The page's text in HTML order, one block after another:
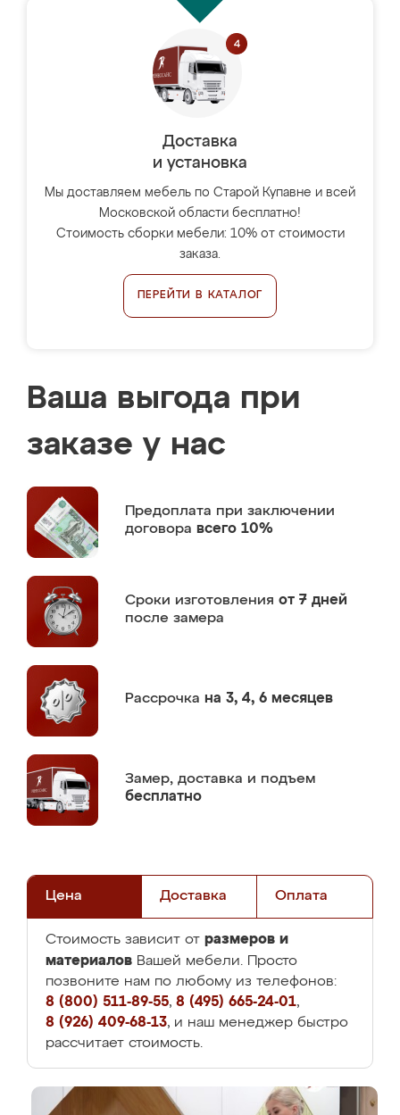
Доставка
и установка
Мы доставляем мебель по Старой Купавне и всей
Московской области бесплатно!
Стоимость сборки мебели: 10% от стоимости
заказа.
ПЕРЕЙТИ В КАТАЛОГ
Ваша выгода при
заказе у нас
Предоплата при заключении
договора всего 10%
Сроки изготовления от 7 дней
после замера
Рассрочка на 3, 4, 6 месяцев
Замер, доставка и подъем
бесплатно
Цена Доставка Оплата
Стоимость зависит от размеров и
материалов Вашей мебели. Просто
позвоните нам по любому из телефонов:
8 (800) 511-89-55, 8 (495) 665-24-01,
8 (926) 409-68-13, и наш менеджер быстро
рассчитает стоимость.